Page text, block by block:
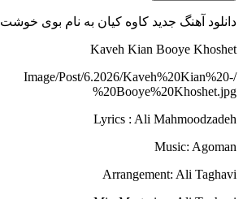
دانلود آهنگ جدید کاوه کیان به نام بوی خوشت
Kaveh Kian Booye Khoshet
/Image/Post/6.2026/Kaveh%20Kian%20-
%20Booye%20Khoshet.jpg
Lyrics : Ali Mahmoodzadeh
Music: Agoman
Arrangement: Ali Taghavi